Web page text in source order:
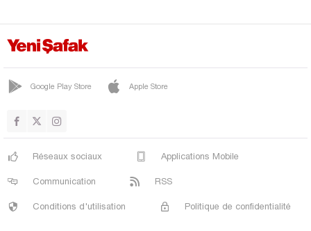
Elazığ
Erzincan
Erzurum
Eskişehir
Gaziantep
Giresun
Gümüşhane
Hakkari
Google Play Store Apple Store
Réseaux sociaux Applications Mobile
Communication RSS
Conditions d'utilisation Politique de confidentialité